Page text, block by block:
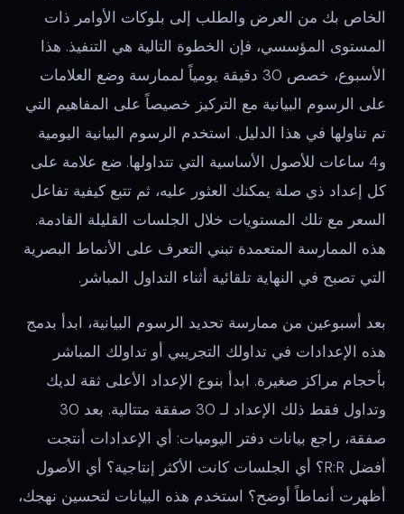
الخاص بك من العرض والطلب إلى بلوكات الأوامر ذات
المستوى المؤسسي، فإن الخطوة التالية هي التنفيذ. هذا
الأسبوع، خصص 30 دقيقة يومياً لممارسة وضع العلامات
على الرسوم البيانية مع التركيز خصيصاً على المفاهيم التي
تم تناولها في هذا الدليل. استخدم الرسوم البيانية اليومية
و4 ساعات للأصول الأساسية التي تتداولها. ضع علامة على
كل إعداد ذي صلة يمكنك العثور عليه، ثم تتبع كيفية تفاعل
السعر مع تلك المستويات خلال الجلسات القليلة القادمة.
هذه الممارسة المتعمدة تبني التعرف على الأنماط البصرية
التي تصبح في النهاية تلقائية أثناء التداول المباشر.
بعد أسبوعين من ممارسة تحديد الرسوم البيانية، ابدأ بدمج
هذه الإعدادات في تداولك التجريبي أو تداولك المباشر
بأحجام مراكز صغيرة. ابدأ بنوع الإعداد الأعلى ثقة لديك
وتداول فقط ذلك الإعداد لـ 30 صفقة متتالية. بعد 30
صفقة، راجع بيانات دفتر اليوميات: أي الإعدادات أنتجت
أفضل R:R؟ أي الجلسات كانت الأكثر إنتاجية؟ أي الأصول
أظهرت أنماطاً أوضح؟ استخدم هذه البيانات لتحسين نهجك،